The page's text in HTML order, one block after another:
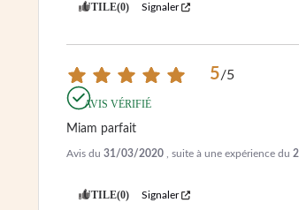
UTILE(0) Signaler
5/5
AVIS VÉRIFIÉ
Miam parfait
Avis du 31/03/2020 , suite à une expérience du
UTILE(0) Signaler